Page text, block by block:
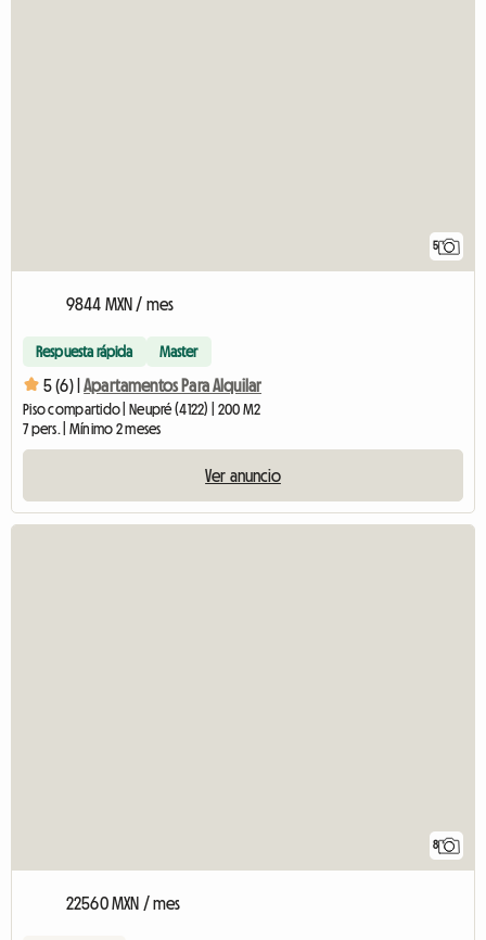
5
9844 MXN / mes
Respuesta rápida Master
5 (6) | Apartamentos Para Alquilar
Piso compartido | Neupré (4122) | 200 M2
7 pers. | Mínimo 2 meses
Ver anuncio
8
22560 MXN / mes